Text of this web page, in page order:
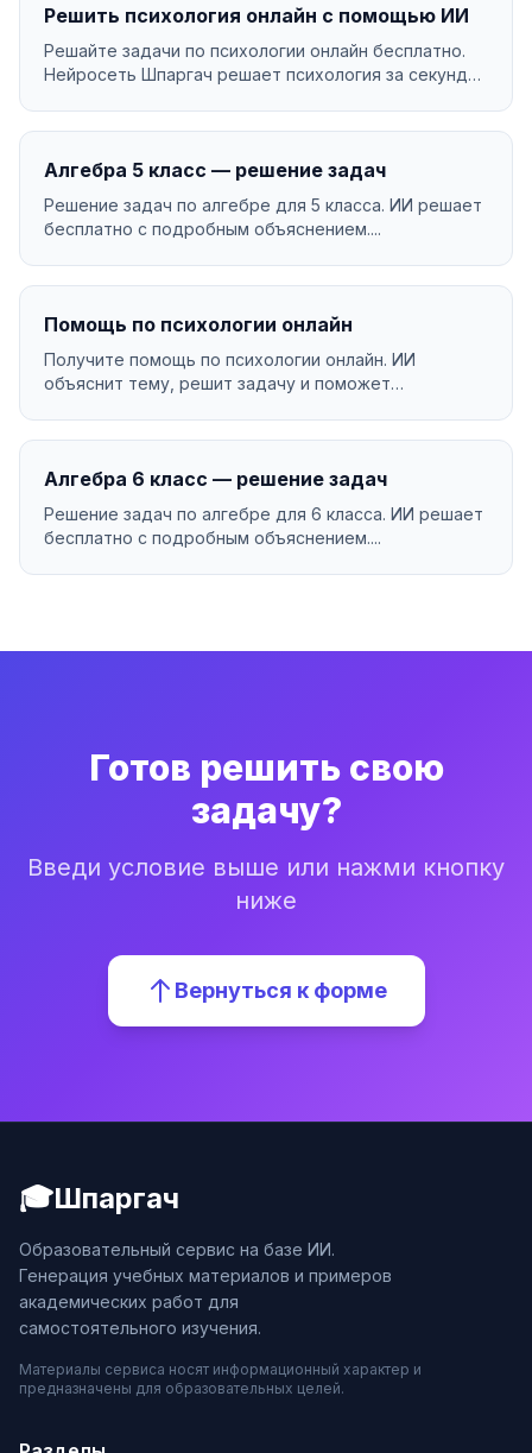
Решить психология онлайн с помощью ИИ
Решайте задачи по психологии онлайн бесплатно.
Нейросеть Шпаргач решает психология за секунды
Алгебра 5 класс — решение задач
Решение задач по алгебре для 5 класса. ИИ решает
бесплатно с подробным объяснением....
Помощь по психологии онлайн
Получите помощь по психологии онлайн. ИИ
объяснит тему, решит задачу и поможет
Алгебра 6 класс — решение задач
Решение задач по алгебре для 6 класса. ИИ решает
бесплатно с подробным объяснением....
Готов решить свою
задачу?
Введи условие выше или нажми кнопку
ниже
Вернуться к форме
🎓Шпаргач
Образовательный сервис на базе ИИ.
Генерация учебных материалов и примеров
академических работ для
самостоятельного изучения.
Материалы сервиса носят информационный характер и
предназначены для образовательных целей.